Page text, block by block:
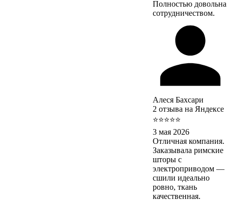
Полностью довольна
сотрудничеством.
Алеся Бахсари
2 отзыва на Яндексе
⭐⭐⭐⭐⭐
3 мая 2026
Отличная компания.
Заказывала римские
шторы с
электроприводом —
сшили идеально
ровно, ткань
качественная.